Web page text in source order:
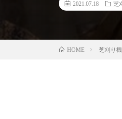
2021.07.18 芝
HOME 芝刈り